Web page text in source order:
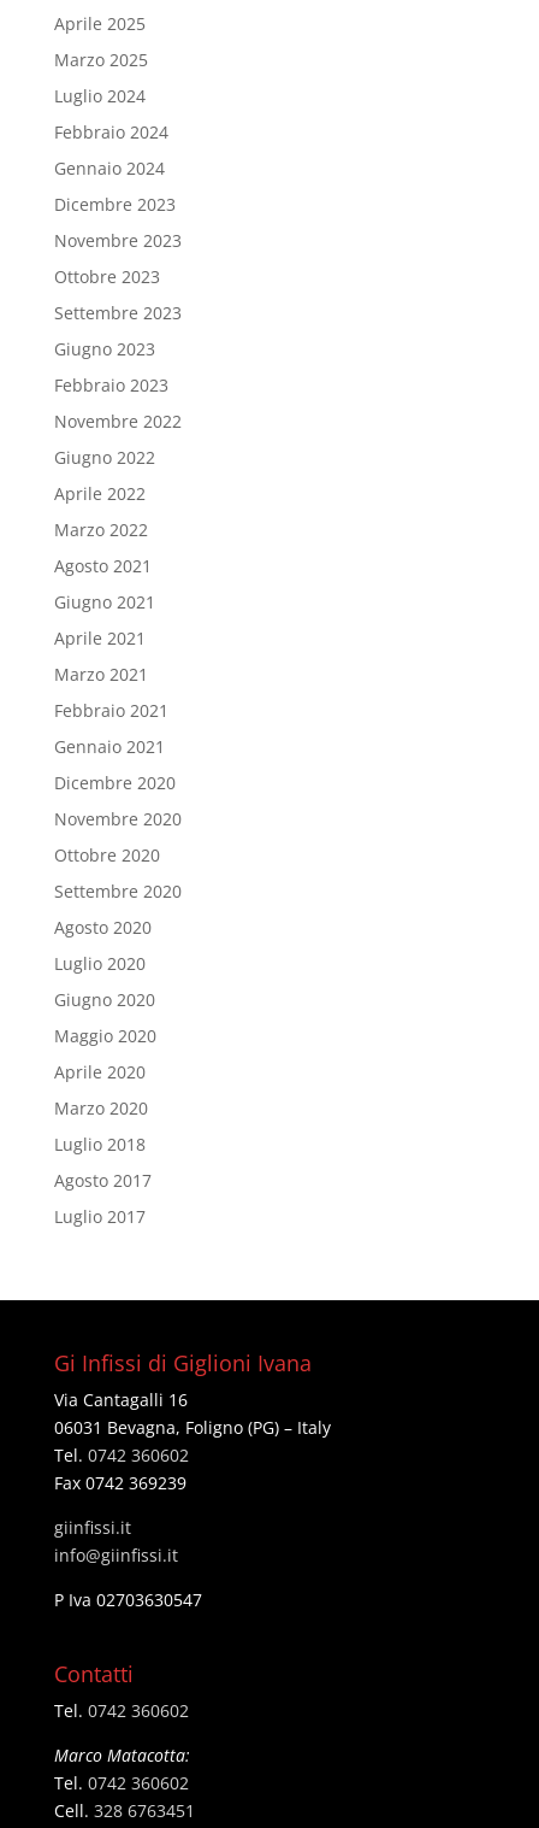
Aprile 2025
Marzo 2025
Luglio 2024
Febbraio 2024
Gennaio 2024
Dicembre 2023
Novembre 2023
Ottobre 2023
Settembre 2023
Giugno 2023
Febbraio 2023
Novembre 2022
Giugno 2022
Aprile 2022
Marzo 2022
Agosto 2021
Giugno 2021
Aprile 2021
Marzo 2021
Febbraio 2021
Gennaio 2021
Dicembre 2020
Novembre 2020
Ottobre 2020
Settembre 2020
Agosto 2020
Luglio 2020
Giugno 2020
Maggio 2020
Aprile 2020
Marzo 2020
Luglio 2018
Agosto 2017
Luglio 2017
Gi Infissi di Giglioni Ivana
Via Cantagalli 16
06031 Bevagna, Foligno (PG) – Italy
Tel. 0742 360602
Fax 0742 369239
giinfissi.it
ti.issifniig
@ofni
P Iva 02703630547
Contatti
Tel. 0742 360602
Marco Matacotta:
Tel. 0742 360602
Cell. 328 6763451